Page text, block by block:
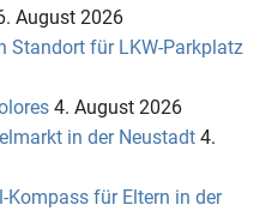
August 2026
Standort für LKW-Parkplatz
4. August 2026
in der Neustadt 4.
Kompass für Eltern in der